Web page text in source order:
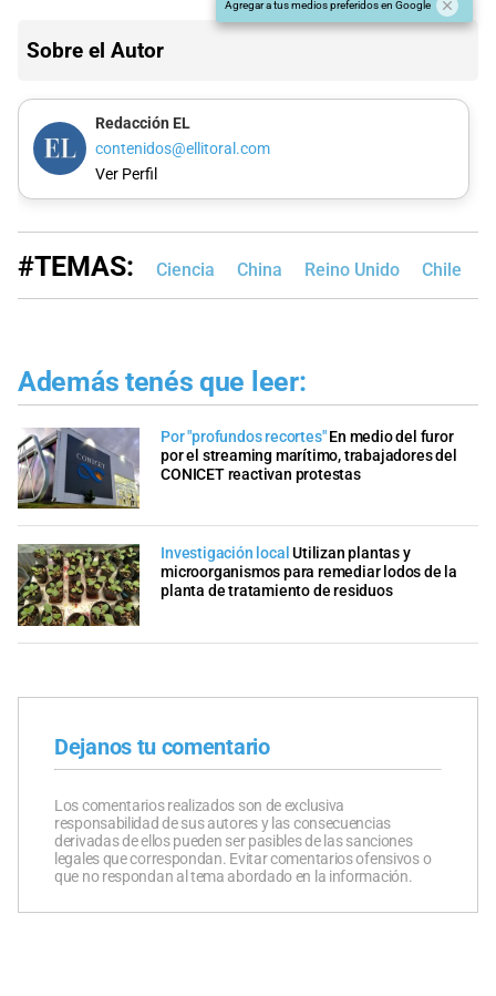
Agregar a tus medios preferidos en Google
Sobre el Autor
Redacción EL
contenidos@ellitoral.com
Ver Perfil
#TEMAS: Ciencia China Reino Unido Chile
Además tenés que leer:
Por "profundos recortes" En medio del furor
por el streaming marítimo, trabajadores del
CONICET reactivan protestas
Investigación local Utilizan plantas y
microorganismos para remediar lodos de la
planta de tratamiento de residuos
Dejanos tu comentario
Los comentarios realizados son de exclusiva
responsabilidad de sus autores y las consecuencias
derivadas de ellos pueden ser pasibles de las sanciones
legales que correspondan. Evitar comentarios ofensivos o
que no respondan al tema abordado en la información.